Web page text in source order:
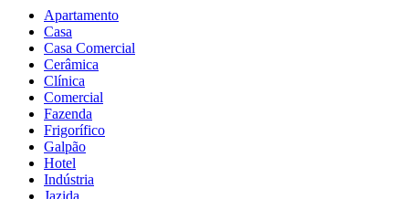
Apartamento
Casa
Casa Comercial
Cerâmica
Clínica
Comercial
Fazenda
Frigorífico
Galpão
Hotel
Indústria